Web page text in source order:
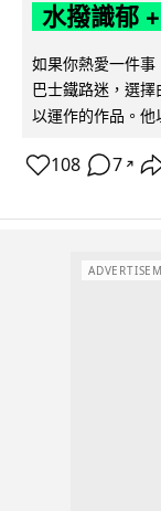
水撥識郁
如果你熱愛一件
巴士鐵路迷，選
以運作的作品。
108 7 ↗